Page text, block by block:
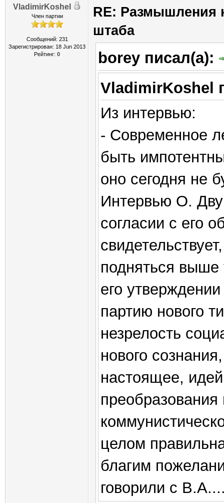
VladimirKoshel
Член партии
Сообщений: 231
Зарегистрирован: 18 Jun 2013
Рейтинг: 0
RE: Размышления
штаба
borey писал(а):
VladimirKoshel
Из интервью:
- Современное
быть
оно сегодня не
Интервью О.
согласии с его
подняться выше
его
партию нового
незрелость
нового
настоящее,
целом
благим
говорили с